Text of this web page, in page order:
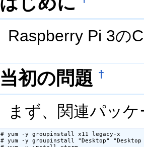
Raspberry Pi 3の
当初の問題 †
まず、関連パッ
# yum -y groupinstall x11 legacy-x
# yum -y groupinstall "Desktop" "Desktop